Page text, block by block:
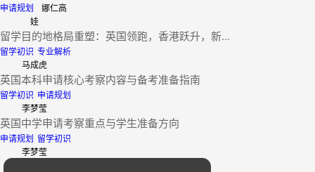
申请规划
娜仁高
娃
留学目的地格局重塑：英国领跑，香港跃升，新...
留学初识 专业解析
马成虎
英国本科申请核心考察内容与备考准备指南
留学初识 申请规划
李梦莹
英国中学申请考察重点与学生准备方向
申请规划 留学初识
李梦莹